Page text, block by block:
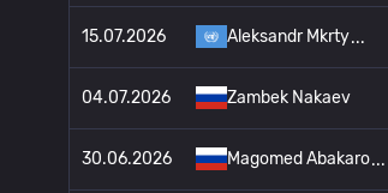
15.07.2026 Aleksandr Mkrty
04.07.2026 Zambek Nakaev
30.06.2026 Magomed Abakaro